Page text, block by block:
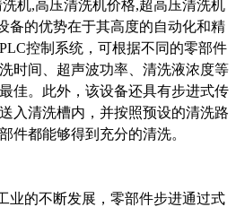
备的优势在于其高度的自动化和精
PLC控制系统，可根据不同的零部件
时间、超声波功率、清洗液浓度等
佳。此外，该设备还具有步进式传
入清洗槽内，并按照预设的清洗路
件都能够得到充分的清洗。
业的不断发展，零部件步进通过式